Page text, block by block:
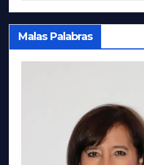
Malas Palabras